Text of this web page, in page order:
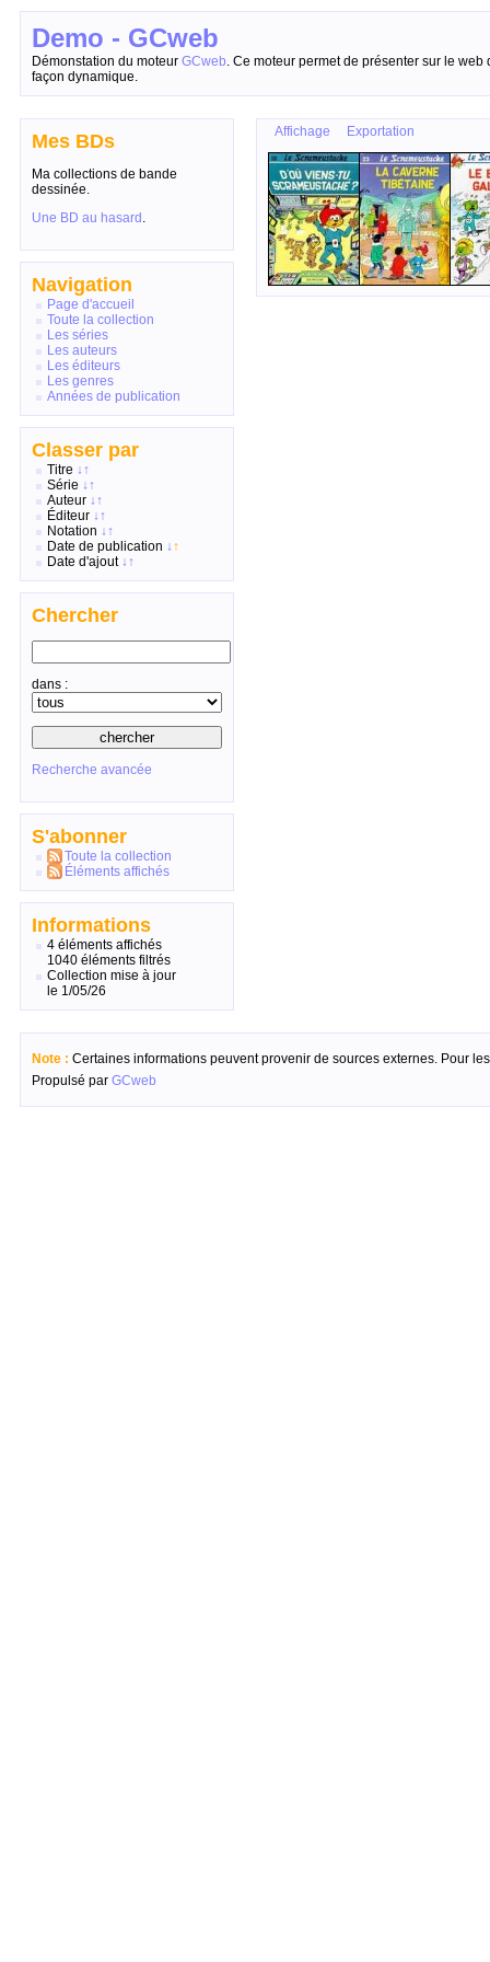
Demo - GCweb
Démonstation du moteur GCweb. Ce moteur permet de présenter sur le
façon dynamique.
Mes BDs
Ma collections de bande
dessinée.
Une BD au hasard .
Navigation
Page d'accueil
Toute la collection
Les séries
Les auteurs
Les éditeurs
Les genres
Années de publication
Classer par
Titre ↓↑
Série ↓↑
Auteur ↓↑
Éditeur ↓↑
Notation ↓↑
Date de publication ↓↑
Date d'ajout ↓↑
Chercher
dans :
Recherche avancée
S'abonner
Toute la collection
Éléments affichés
Informations
4 éléments affichés
1040 éléments filtrés
Collection mise à jour
le 1/05/26
Affichage Exportation
Note : Certaines informations peuvent provenir de sources externes. Pour
Propulsé par GCweb